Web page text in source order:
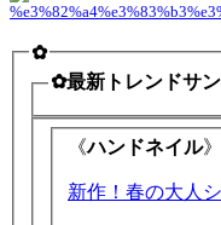
✿
✿最新トレンドサ
《ハンドネイル》
新作！春の大人